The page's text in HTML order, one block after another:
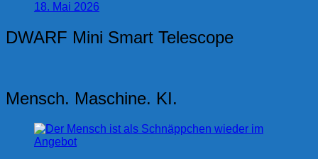
18. Mai 2026
DWARF Mini Smart Telescope
Mensch. Maschine. KI.